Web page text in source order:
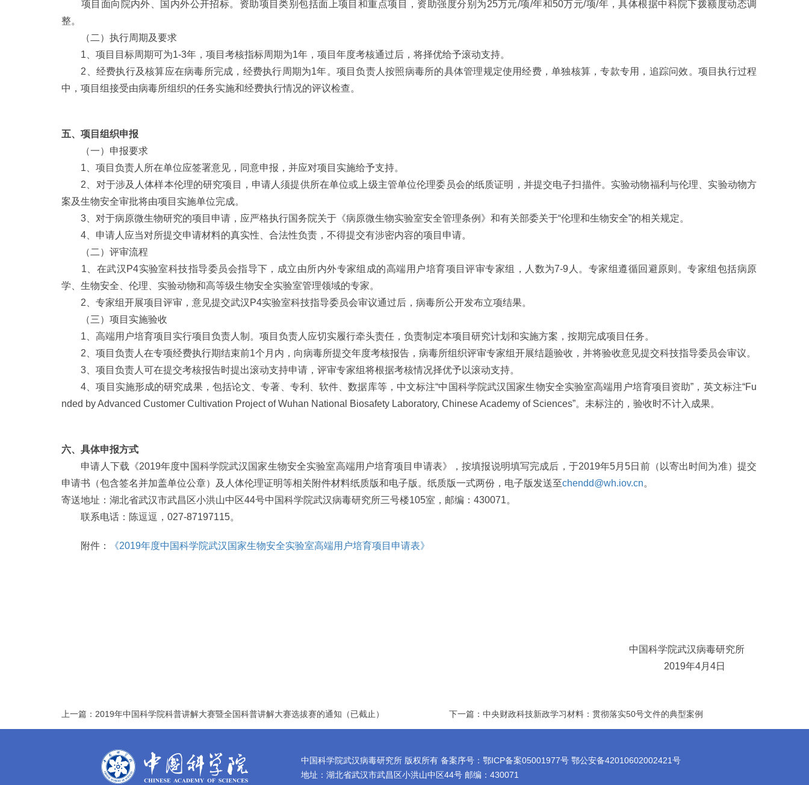
项目面向院内外、国内外公开招标。资助项目类别包括面上项目和重点项目，资助强度分别为25万元/项/年和50万元/项/年，具体根据中科院下拨额度动态调
整。
（二）执行周期及要求
1、项目目标周期可为1-3年，项目考核指标周期为1年，项目年度考核通过后，将择优给予滚动支持。
2、经费执行及核算应在病毒所完成，经费执行周期为1年。项目负责人按照病毒所的具体管理规定使用经费，单独核算，专款专用，追踪问效。项目执行过程
中，项目组接受由病毒所组织的任务实施和经费执行情况的评议检查。
五、项目组织申报
（一）申报要求
1、项目负责人所在单位应签署意见，同意申报，并应对项目实施给予支持。
2、对于涉及人体样本伦理的研究项目，申请人须提供所在单位或上级主管单位伦理委员会的纸质证明，并提交电子扫描件。实验动物福利与伦理、实验动物方
案及生物安全审批将由项目实施单位完成。
3、对于病原微生物研究的项目申请，应严格执行国务院关于《病原微生物实验室安全管理条例》和有关部委关于“伦理和生物安全”的相关规定。
4、申请人应当对所提交申请材料的真实性、合法性负责，不得提交有涉密内容的项目申请。
（二）评审流程
1、在武汉P4实验室科技指导委员会指导下，成立由所内外专家组成的高端用户培育项目评审专家组，人数为7-9人。专家组遵循回避原则。专家组包括病原
学、生物安全、伦理、实验动物和高等级生物安全实验室管理领域的专家。
2、专家组开展项目评审，意见提交武汉P4实验室科技指导委员会审议通过后，病毒所公开发布立项结果。
（三）项目实施验收
1、高端用户培育项目实行项目负责人制。项目负责人应切实履行牵头责任，负责制定本项目研究计划和实施方案，按期完成项目任务。
2、项目负责人在专项经费执行期结束前1个月内，向病毒所提交年度考核报告，病毒所组织评审专家组开展结题验收，并将验收意见提交科技指导委员会审议。
3、项目负责人可在提交考核报告时提出滚动支持申请，评审专家组将根据考核情况择优予以滚动支持。
4、项目实施形成的研究成果，包括论文、专著、专利、软件、数据库等，中文标注“中国科学院武汉国家生物安全实验室高端用户培育项目资助”，英文标注“Fu
nded by Advanced Customer Cultivation Project of Wuhan National Biosafety Laboratory, Chinese Academy of Sciences”。未标注的，验收时不计入成果。
六、具体申报方式
申请人下载《2019年度中国科学院武汉国家生物安全实验室高端用户培育项目申请表》，按填报说明填写完成后，于2019年5月5日前（以寄出时间为准）提交
申请书（包含签名并加盖单位公章）及人体伦理证明等相关附件材料纸质版和电子版。纸质版一式两份，电子版发送至chendd@wh.iov.cn。
寄送地址：湖北省武汉市武昌区小洪山中区44号中国科学院武汉病毒研究所三号楼105室，邮编：430071。
联系电话：陈逗逗，027-87197115。
附件： 《2019年度中国科学院武汉国家生物安全实验室高端用户培育项目申请表》
中国科学院武汉病毒研究所
2019年4月4日
上一篇：2019年中国科学院科普讲解大赛暨全国科普讲解大赛选拔赛的通知（已截止） 下一篇：中央财政科技新政学习材料：贯彻落实50号文件的典型案例
中国科学院武汉病毒研究所 版权所有 备案序号：鄂ICP备案05001977号 鄂公安备42010602002421号
地址：湖北省武汉市武昌区小洪山中区44号 邮编：430071